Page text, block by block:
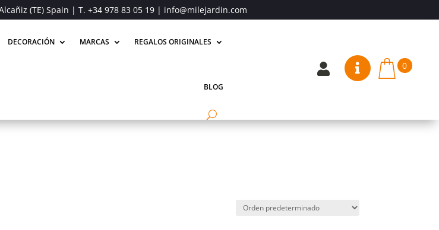
(TE) Spain | T. +34 978 83 05 19| info@milejardin.com
DECORACIÓN MARCAS REGALOS ORIGINALES
BLOG
  0